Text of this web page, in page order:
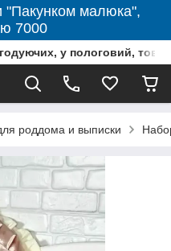
"Пакунком малюка",
7000
у пологовий,
роддома и выписки